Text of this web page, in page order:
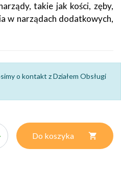
takie jak kości, zęby,
w narządach dodatkowych,
o kontakt z Działem Obsługi
Do koszyka 